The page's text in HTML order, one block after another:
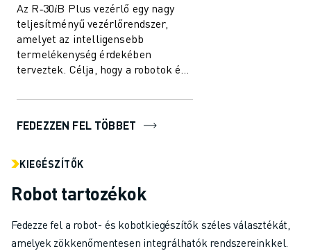
Az R‑30𝑖B Plus vezérlő egy nagy
teljesítményű vezérlőrendszer,
amelyet az intelligensebb
termelékenység érdekében
terveztek. Célja, hogy a robotok és
egyszerűbben és ha...
FEDEZZEN FEL TÖBBET
KIEGÉSZÍTŐK
Robot tartozékok
Fedezze fel a robot- és kobotkiegészítők széles választékát,
amelyek zökkenőmentesen integrálhatók rendszereinkkel.